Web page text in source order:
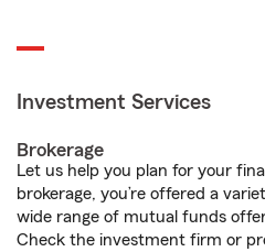
Investment Services
Brokerage
Let us help you plan for your
brokerage, you’re offered a
wide range of mutual funds
Check the investment firm or